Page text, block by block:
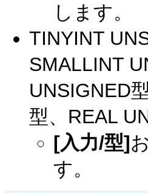
します。
TINYINT
SMALLINT
UNSIGNED
型、REAL
[入力/型]
す。